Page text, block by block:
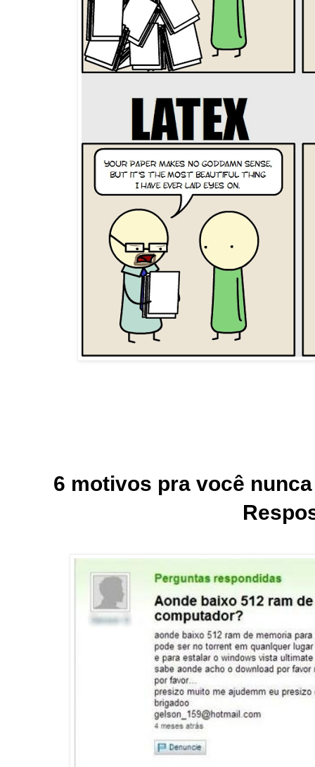
6 motivos pra você